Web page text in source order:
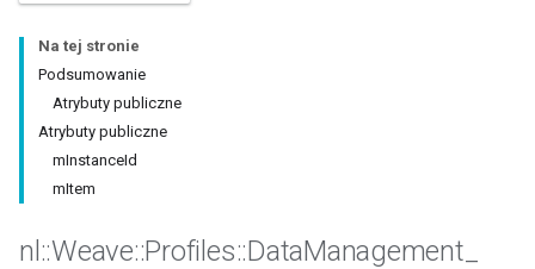
Na tej stronie
Podsumowanie
Atrybuty publiczne
Atrybuty publiczne
mInstanceId
mItem
nl ::Weave::Profiles::DataManagement